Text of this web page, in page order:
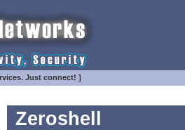
Just connect! ]
Zeroshell